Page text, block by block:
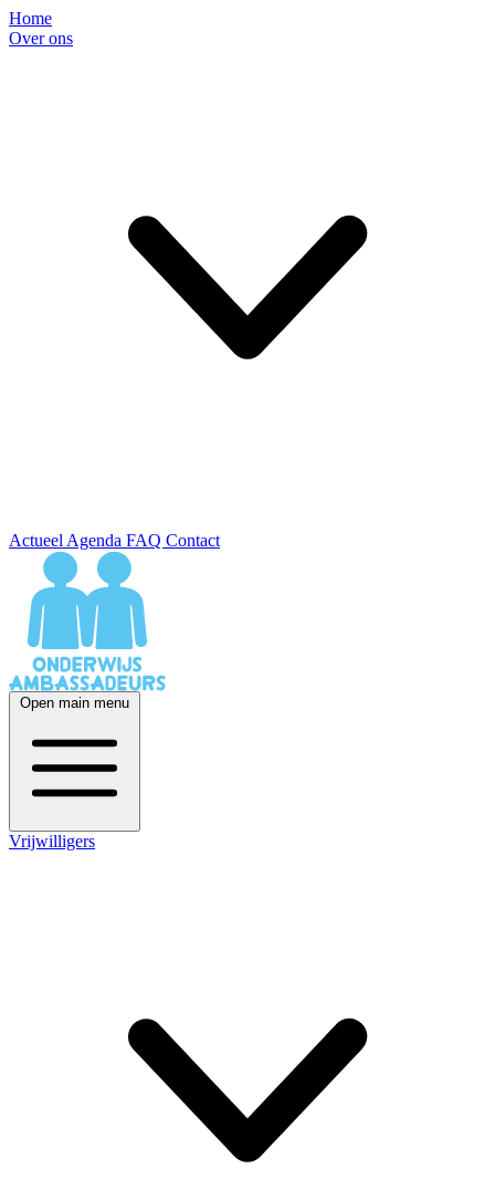
Home
Over ons
Actueel Agenda FAQ Contact
Open main menu
Vrijwilligers